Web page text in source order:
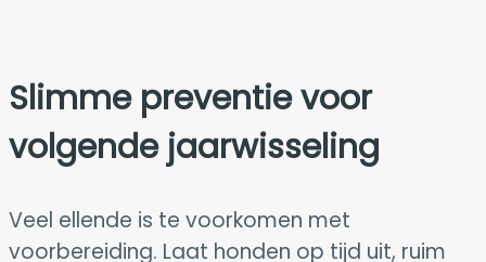
Slimme preventie voor
volgende jaarwisseling
Veel ellende is te voorkomen met
voorbereiding. Laat honden op tijd uit, ruim